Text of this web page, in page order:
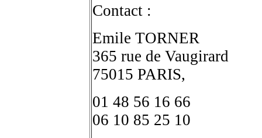
Contact :
Emile TORNER
365 rue de Vaugirard
75015 PARIS,
01 48 56 16 66
06 10 85 25 10